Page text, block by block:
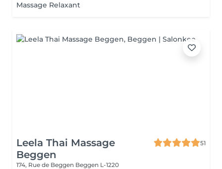
Massage Relaxant
Leela Thai Massage
Beggen
51
174, Rue de Beggen Beggen L-1220